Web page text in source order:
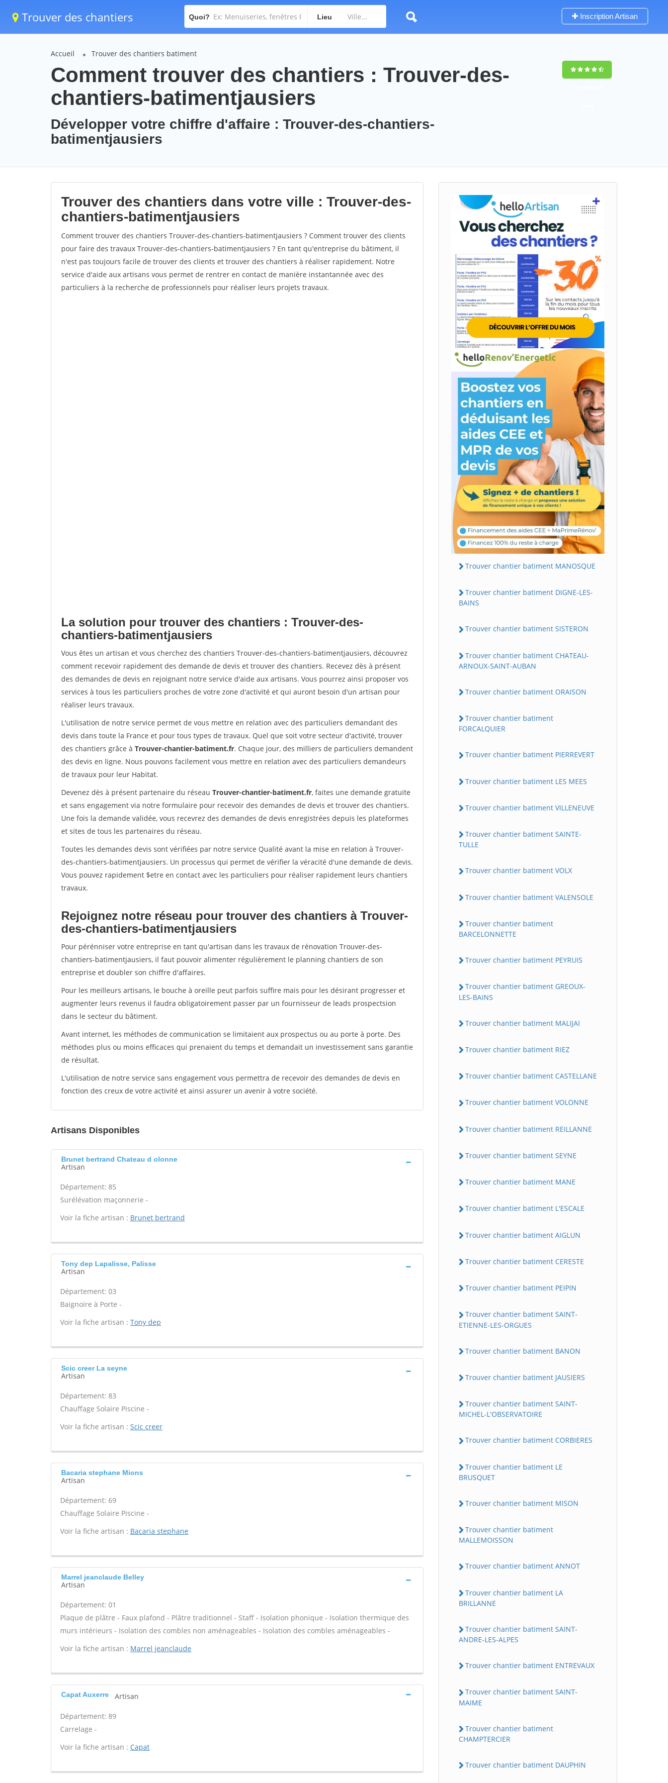
Trouver des chantiers Quoi? Lieu Inscription Artisan
Accueil Trouver des chantiers batiment
Comment trouver des chantiers : Trouver-des-
chantiers-batimentjausiers
Développer votre chiffre d'affaire : Trouver-des-chantiers-
batimentjausiers
Trouver des chantiers dans votre ville : Trouver-des-
chantiers-batimentjausiers
Comment trouver des chantiers Trouver-des-chantiers-batimentjausiers ? Comment trouver des clients
pour faire des travaux Trouver-des-chantiers-batimentjausiers ? En tant qu'entreprise du bâtiment, il
n'est pas toujours facile de trouver des clients et trouver des chantiers à réaliser rapidement. Notre
service d'aide aux artisans vous permet de rentrer en contact de manière instantannée avec des
particuliers à la recherche de professionnels pour réaliser leurs projets travaux.
La solution pour trouver des chantiers : Trouver-des-
chantiers-batimentjausiers
Vous êtes un artisan et vous cherchez des chantiers Trouver-des-chantiers-batimentjausiers, découvrez
comment recevoir rapidement des demande de devis et trouver des chantiers. Recevez dès à présent
des demandes de devis en rejoignant notre service d'aide aux artisans. Vous pourrez ainsi proposer vos
services à tous les particuliers proches de votre zone d'activité et qui auront besoin d'un artisan pour
réaliser leurs travaux.
L'utilisation de notre service permet de vous mettre en relation avec des particuliers demandant des
devis dans toute la France et pour tous types de travaux. Quel que soit votre secteur d'activité, trouver
des chantiers grâce à Trouver-chantier-batiment.fr. Chaque jour, des milliers de particuliers demandent
des devis en ligne. Nous pouvons facilement vous mettre en relation avec des particuliers demandeurs
de travaux pour leur Habitat.
Devenez dès à présent partenaire du réseau Trouver-chantier-batiment.fr, faites une demande gratuite
et sans engagement via notre formulaire pour recevoir des demandes de devis et trouver des chantiers.
Une fois la demande validée, vous recevrez des demandes de devis enregistrées depuis les plateformes
et sites de tous les partenaires du réseau.
Toutes les demandes devis sont vérifiées par notre service Qualité avant la mise en relation à Trouver-
des-chantiers-batimentjausiers. Un processus qui permet de vérifier la véracité d'une demande de devis.
Vous pouvez rapidement $etre en contact avec les particuliers pour réaliser rapidement leurs chantiers
travaux.
Rejoignez notre réseau pour trouver des chantiers à Trouver-
des-chantiers-batimentjausiers
Pour pérénniser votre entreprise en tant qu'artisan dans les travaux de rénovation Trouver-des-
chantiers-batimentjausiers, il faut pouvoir alimenter régulièrement le planning chantiers de son
entreprise et doubler son chiffre d'affaires.
Pour les meilleurs artisans, le bouche à oreille peut parfois suffire mais pour les désirant progresser et
augmenter leurs revenus il faudra obligatoirement passer par un fournisseur de leads prospectsion
dans le secteur du bâtiment.
Avant internet, les méthodes de communication se limitaient aux prospectus ou au porte à porte. Des
méthodes plus ou moins efficaces qui prenaient du temps et demandait un investissement sans garantie
de résultat.
L'utilisation de notre service sans engagement vous permettra de recevoir des demandes de devis en
fonction des creux de votre activité et ainsi assurer un avenir à votre société.
Artisans Disponibles
Brunet bertrand Chateau d olonne
Artisan
Département: 85
Surélévation maçonnerie -
Voir la fiche artisan : Brunet bertrand
Tony dep Lapalisse, Palisse
Artisan
Département: 03
Baignoire à Porte -
Voir la fiche artisan : Tony dep
Scic creer La seyne
Artisan
Département: 83
Chauffage Solaire Piscine -
Voir la fiche artisan : Scic creer
Bacaria stephane Mions
Artisan
Département: 69
Chauffage Solaire Piscine -
Voir la fiche artisan : Bacaria stephane
Marrel jeanclaude Belley
Artisan
Département: 01
Plaque de plâtre - Faux plafond - Plâtre traditionnel - Staff - Isolation phonique - Isolation thermique des
murs intérieurs - Isolation des combles non aménageables - Isolation des combles aménageables -
Voir la fiche artisan : Marrel jeanclaude
Capat Auxerre Artisan
Département: 89
Carrelage -
Voir la fiche artisan : Capat
Trouver chantier batiment MANOSQUE
Trouver chantier batiment DIGNE-LES-
BAINS
Trouver chantier batiment SISTERON
Trouver chantier batiment CHATEAU-
ARNOUX-SAINT-AUBAN
Trouver chantier batiment ORAISON
Trouver chantier batiment
FORCALQUIER
Trouver chantier batiment PIERREVERT
Trouver chantier batiment LES MEES
Trouver chantier batiment VILLENEUVE
Trouver chantier batiment SAINTE-
TULLE
Trouver chantier batiment VOLX
Trouver chantier batiment VALENSOLE
Trouver chantier batiment
BARCELONNETTE
Trouver chantier batiment PEYRUIS
Trouver chantier batiment GREOUX-
LES-BAINS
Trouver chantier batiment MALIJAI
Trouver chantier batiment RIEZ
Trouver chantier batiment CASTELLANE
Trouver chantier batiment VOLONNE
Trouver chantier batiment REILLANNE
Trouver chantier batiment SEYNE
Trouver chantier batiment MANE
Trouver chantier batiment L'ESCALE
Trouver chantier batiment AIGLUN
Trouver chantier batiment CERESTE
Trouver chantier batiment PEIPIN
Trouver chantier batiment SAINT-
ETIENNE-LES-ORGUES
Trouver chantier batiment BANON
Trouver chantier batiment JAUSIERS
Trouver chantier batiment SAINT-
MICHEL-L'OBSERVATOIRE
Trouver chantier batiment CORBIERES
Trouver chantier batiment LE
BRUSQUET
Trouver chantier batiment MISON
Trouver chantier batiment
MALLEMOISSON
Trouver chantier batiment ANNOT
Trouver chantier batiment LA
BRILLANNE
Trouver chantier batiment SAINT-
ANDRE-LES-ALPES
Trouver chantier batiment ENTREVAUX
Trouver chantier batiment SAINT-
MAIME
Trouver chantier batiment
CHAMPTERCIER
Trouver chantier batiment DAUPHIN